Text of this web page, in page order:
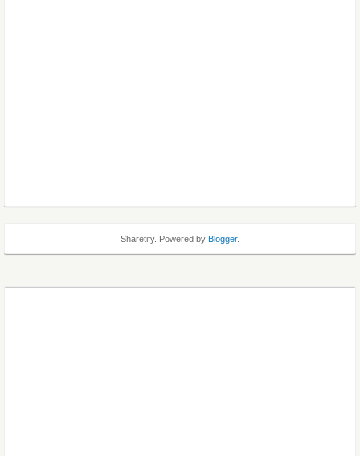
Sharetify. Powered by Blogger.